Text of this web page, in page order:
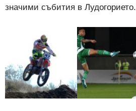
значими събития в Лудогорието.